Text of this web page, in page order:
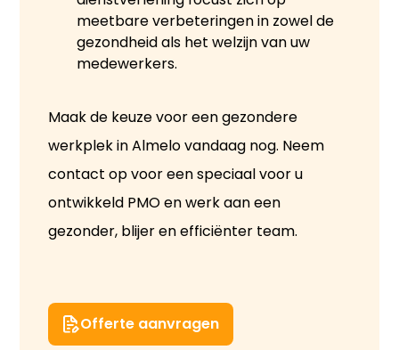
meetbare verbeteringen in zowel de
gezondheid als het welzijn van uw
medewerkers.
Maak de keuze voor een gezondere
werkplek in Almelo vandaag nog. Neem
contact op voor een speciaal voor u
ontwikkeld PMO en werk aan een
gezonder, blijer en efficiënter team.
Offerte aanvragen